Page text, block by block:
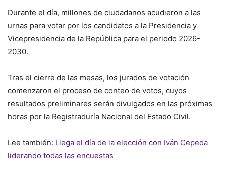
Durante el día, millones de ciudadanos acudieron a las
urnas para votar por los candidatos a la Presidencia y
Vicepresidencia de la República para el periodo 2026-
2030.
Tras el cierre de las mesas, los jurados de votación
comenzaron el proceso de conteo de votos, cuyos
resultados preliminares serán divulgados en las próximas
horas por la Registraduría Nacional del Estado Civil.
Lee también: Llega el día de la elección con Iván Cepeda
liderando todas las encuestas